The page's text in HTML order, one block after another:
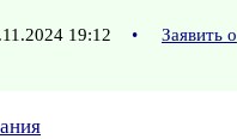
19:12 •
Заявить о